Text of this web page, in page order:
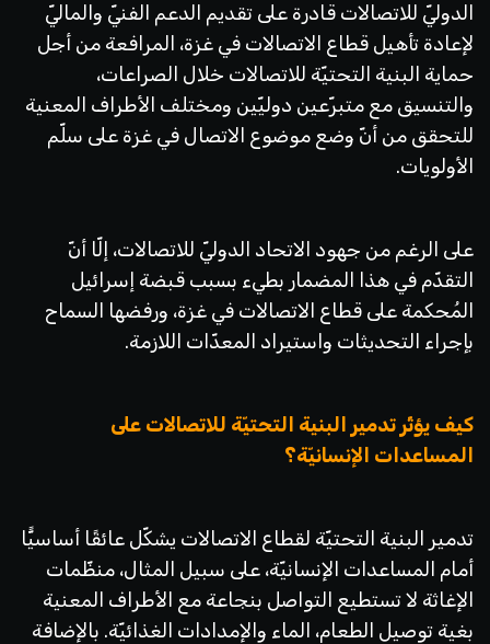
الدوليّ للاتصالات قادرة على تقديم الدعم الفنيّ والماليّ
لإعادة تأهيل قطاع الاتصالات في غزة، المرافعة من أجل
حماية البنية التحتيّة للاتصالات خلال الصراعات،
والتنسيق مع متبرّعين دوليّين ومختلف الأطراف المعنية
للتحقق من أنّ وضع موضوع الاتصال في غزة على سلّم
الأولويات.
على الرغم من جهود الاتحاد الدوليّ للاتصالات، إلّا أنّ
التقدّم في هذا المضمار بطيء بسبب قبضة إسرائيل
المُحكمة على قطاع الاتصالات في غزة، ورفضها السماح
بإجراء التحديثات واستيراد المعدّات اللازمة.
كيف يؤثّر تدمير البنية التحتيّة للاتصالات على
المساعدات الإنسانيّة؟
تدمير البنية التحتيّة لقطاع الاتصالات يشكّل عائقًا أساسيًّا
أمام المساعدات الإنسانيّة، على سبيل المثال، منظّمات
الإغاثة لا تستطيع التواصل بنجاعة مع الأطراف المعنية
بغية توصيل الطعام، الماء والإمدادات الغذائيّة. بالإضافة